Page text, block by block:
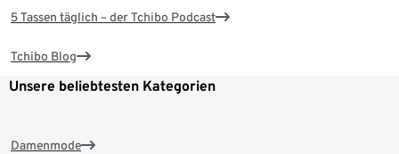
5 Tassen täglich – der Tchibo Podcast
Tchibo Blog
Unsere beliebtesten Kategorien
Damenmode